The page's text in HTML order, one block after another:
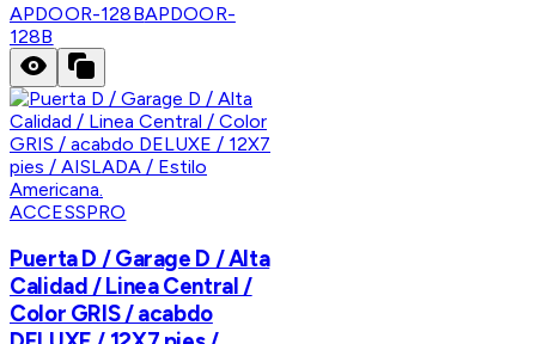
APDOOR-128BAPDOOR-
128B
ACCESSPRO
Puerta D / Garage D / Alta
Calidad / Linea Central /
Color GRIS / acabdo